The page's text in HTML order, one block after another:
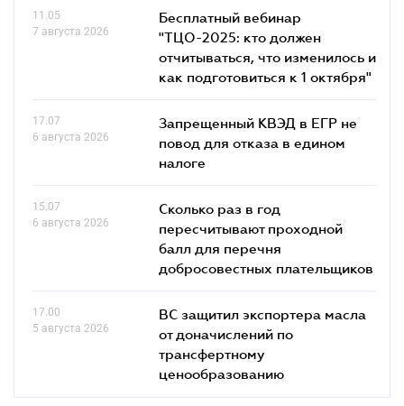
11.05
7 августа 2026
Бесплатный вебинар
"ТЦО-2025: кто должен
отчитываться, что изменилось и
как подготовиться к 1 октября"
17.07
6 августа 2026
Запрещенный КВЭД в ЕГР не
повод для отказа в едином
налоге
15.07
6 августа 2026
Сколько раз в год
пересчитывают проходной
балл для перечня
добросовестных плательщиков
17.00
5 августа 2026
ВС защитил экспортера масла
от доначислений по
трансфертному
ценообразованию